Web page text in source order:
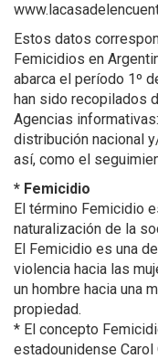
Estos datos
Femicidios en
abarca el período 1º
han sido recopilados
Agencias
distribución nacional
así, como el
* Femicidio
El término Femicidio
naturalización de la
El Femicidio es una
violencia hacia las
un hombre hacia una
propiedad.
* El concepto
estadounidense